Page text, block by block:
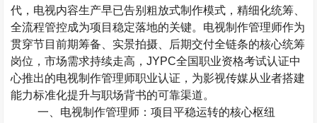
代，电视内容生产早已告别粗放式制作模式，精细化统筹、
全流程管控成为项目稳定落地的关键。电视制作管理师作为
贯穿节目前期筹备、实景拍摄、后期交付全链条的核心统筹
岗位，市场需求持续走高，JYPC全国职业资格考试认证中
心推出的电视制作管理师职业认证，为影视传媒从业者搭建
能力标准化提升与职场背书的可靠渠道。
一、电视制作管理师：项目平稳运转的核心枢纽